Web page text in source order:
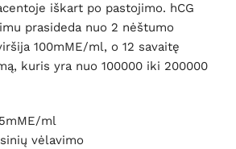
iškart po pastojimo. hCG
prasideda nuo 2 nėštumo
100mME/ml, o 12 savaitę
kuris yra nuo 100000 iki 200000
ml
vėlavimo